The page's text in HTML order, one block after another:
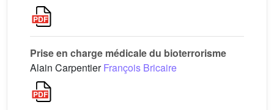
Prise en charge médicale du bioterrorisme
Alain CarpentierFrançois Bricaire